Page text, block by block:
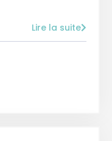
Lire la suite